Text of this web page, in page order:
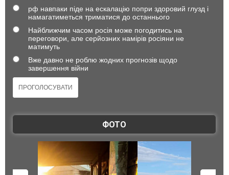
рф навпаки піде на ескалацію попри здоровий глузд і
намагатиметься триматися до останнього
Найближчим часом росія може погодитись на
переговори, але серйозних намірів росіяни не
матимуть
Вже давно не роблю жодних прогнозів щодо
завершення війни
ФОТО